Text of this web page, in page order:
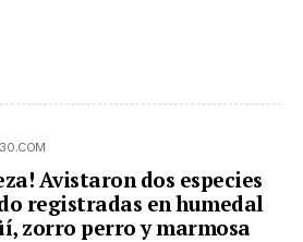
Avistaron dos especies
registradas en humedal
zorro perro y marmosa